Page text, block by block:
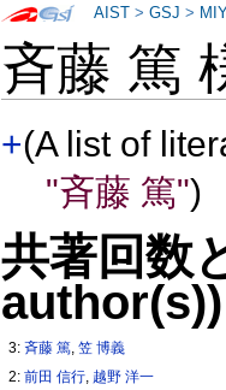
斉藤 篤
+(A list of
"斉藤 篤")
共著回数
author(s))
3:斉藤 篤,笠 博義
2:前田 信行, 越野 洋一
AIST >GSJ >